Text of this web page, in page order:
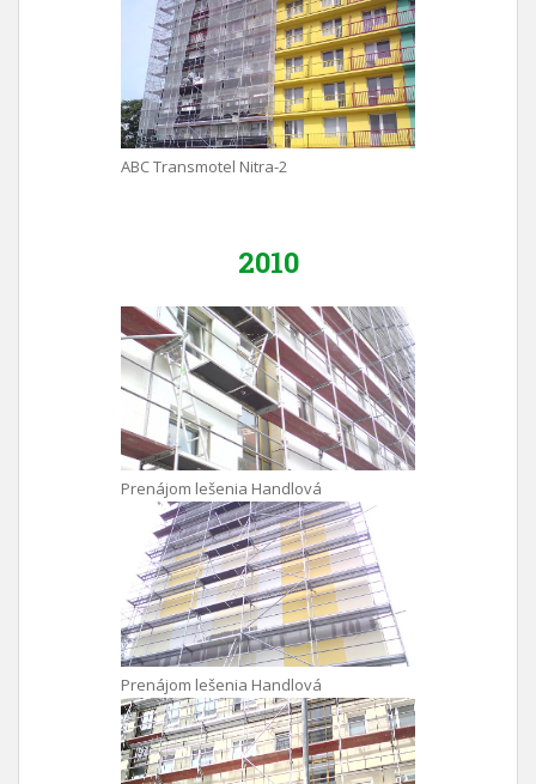
ABC Transmotel Nitra-2
2010
Prenájom lešenia Handlová
Prenájom lešenia Handlová